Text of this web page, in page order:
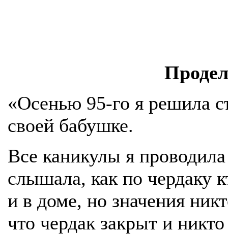
«Осенью 95-го я решила
своей бабушке.
Все каникулы я
слышала, как по чердаку
и в доме, но значения
что чердак закрыт и